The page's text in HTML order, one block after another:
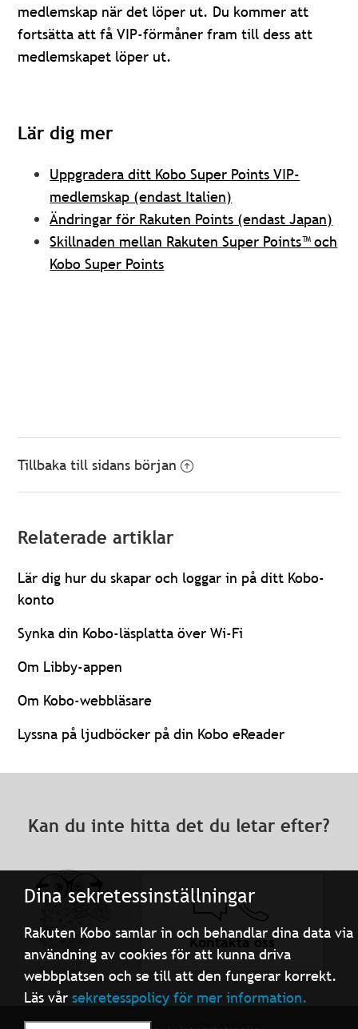
Dina sekretessinställningar
Rakuten Kobo samlar in och behandlar dina data via
användning av cookies för att kunna driva
webbplatsen och se till att den fungerar korrekt.
Läs vårsekretesspolicy för mer information.
medlemskap när det löper ut. Du kommer att
fortsätta att få VIP-förmåner fram till dess att
medlemskapet löper ut.
Lär dig mer
Uppgradera ditt Kobo Super Points VIP-
medlemskap (endast Italien)
Ändringar för Rakuten Points (endast Japan)
Skillnaden mellan Rakuten Super Points™ och
Kobo Super Points
Tillbaka till sidans början
Relaterade artiklar
Lär dig hur du skapar och loggar in på ditt Kobo-
konto
Synka din Kobo-läsplatta över Wi-Fi
Om Libby-appen
Om Kobo-webbläsare
Lyssna på ljudböcker på din Kobo eReader
Kan du inte hitta det du letar efter?
Kontakta oss